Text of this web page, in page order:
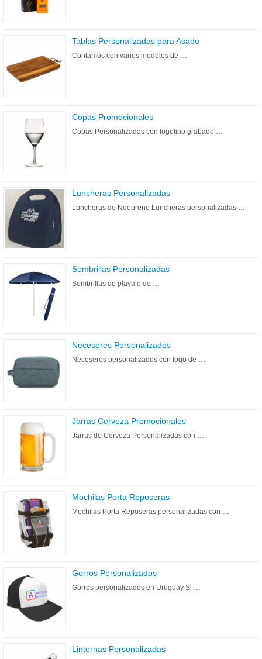
Tablas Personalizadas para Asado
Contamos con varios modelos de …
Copas Promocionales
Copas Personalizadas con logotipo grabado …
Luncheras Personalizadas
Luncheras de Neopreno Luncheras personalizadas …
Sombrillas Personalizadas
Sombrillas de playa o de …
Neceseres Personalizados
Neceseres personalizados con logo de …
Jarras Cerveza Promocionales
Jarras de Cerveza Personalizadas con …
Mochilas Porta Reposeras
Mochilas Porta Reposeras personalizadas con …
Gorros Personalizados
Gorros personalizados en Uruguay Si …
Linternas Personalizadas